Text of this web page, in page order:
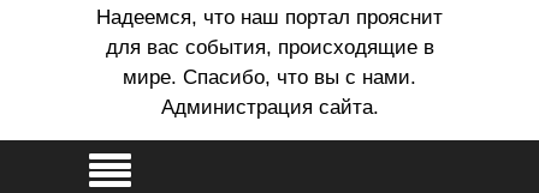
Надеемся, что наш портал прояснит
для вас события, происходящие в
мире. Спасибо, что вы с нами.
Администрация сайта.